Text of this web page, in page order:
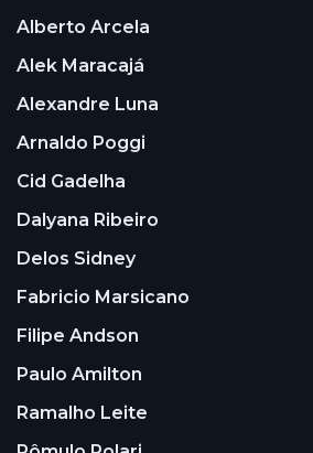
Alberto Arcela
Alek Maracajá
Alexandre Luna
Arnaldo Poggi
Cid Gadelha
Dalyana Ribeiro
Delos Sidney
Fabricio Marsicano
Filipe Andson
Paulo Amilton
Ramalho Leite